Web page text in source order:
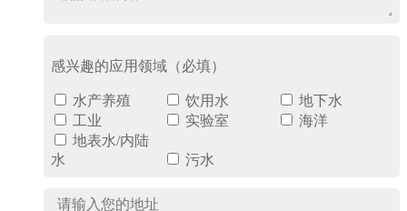
感兴趣的应用领域（必填）
水产养殖 饮用水
地下水
工业
实验室
海洋
地表水/内陆
水
污水